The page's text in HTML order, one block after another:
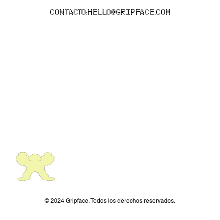
CONTACTO:HELLO@GRIPFACE.COM
© 2024 Gripface. Todos los derechos reservados.